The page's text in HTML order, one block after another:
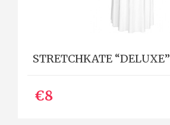
STRETCHKATE “DELUXE”
€8